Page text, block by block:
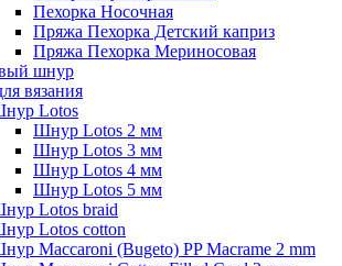
Пехорка Носочная
Пряжа Пехорка Детский каприз
Пряжа Пехорка Мериносовая
шнур
вязания
Lotos
Шнур Lotos 2 мм
Шнур Lotos 3 мм
Шнур Lotos 4 мм
Шнур Lotos 5 мм
Lotos braid
Lotos cotton
Maccaroni (Bugeto) PP Macrame 2 mm